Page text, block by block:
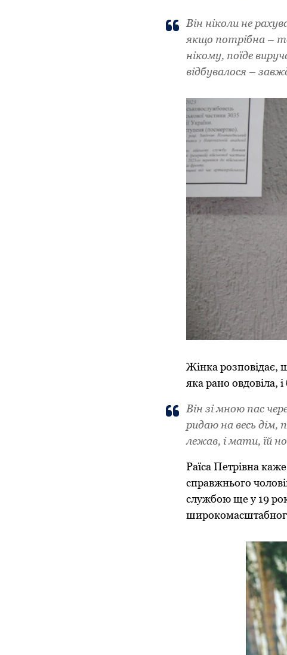
Він ніколи не
якщо потрібна –
нікому, поїде
відбувалося –
Жінка розповідає,
яка рано овдовіла,
Він зі мною пас
ридаю на весь дім,
лежав, і мати, їй
Раїса Петрівна
справжнього
службою ще у 19